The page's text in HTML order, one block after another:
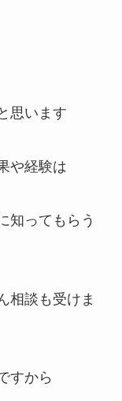
思います
や経験は
知ってもらう
相談も受けま
すから